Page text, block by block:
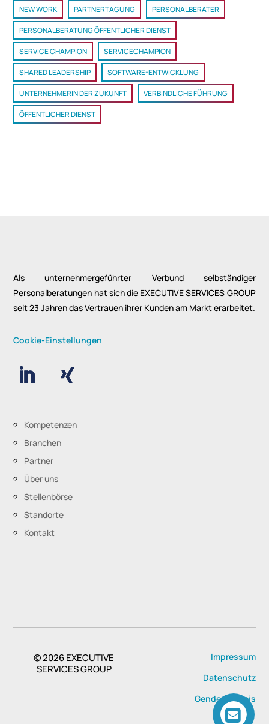
NEW WORK PARTNERTAGUNG PERSONALBERATER
PERSONALBERATUNG ÖFFENTLICHER DIENST
SERVICE CHAMPION SERVICECHAMPION
SHARED LEADERSHIP SOFTWARE-ENTWICKLUNG
UNTERNEHMERIN DER ZUKUNFT VERBINDLICHE FÜHRUNG
ÖFFENTLICHER DIENST
Als unternehmergeführter Verbund selbständiger
Personalberatungen hat sich die EXECUTIVE SERVICES GROUP
seit 23 Jahren das Vertrauen ihrer Kunden am Markt erarbeitet.
Cookie-Einstellungen
Kompetenzen
Branchen
Partner
Über uns
Stellenbörse
Standorte
Kontakt
© 2026EXECUTIVE
SERVICES GROUP
Impressum
Datenschutz
Genderhinweis